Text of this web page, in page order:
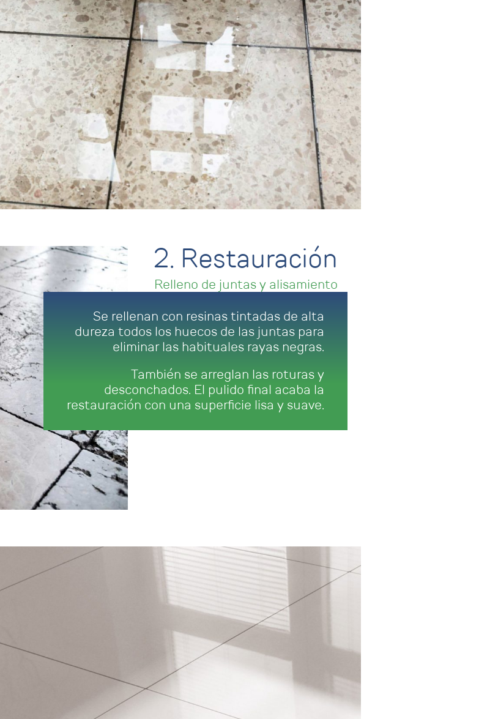
2. Restauración
Relleno de juntas y alisamiento
Se rellenan con resinas tintadas de alta
dureza todos los huecos de las juntas para
eliminar las habituales rayas negras.
También se arreglan las roturas y
desconchados. El pulido final acaba la
restauración con una superficie lisa y suave.